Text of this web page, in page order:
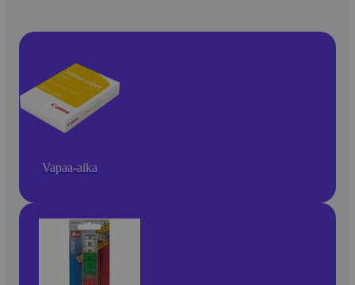
Vapaa-aika